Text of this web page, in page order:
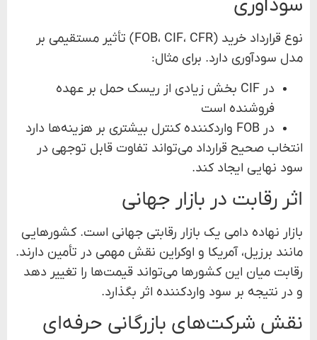
سودآوری
نوع قرارداد خرید (FOB، CIF، CFR) تأثیر مستقیمی بر
مدل سودآوری دارد. برای مثال:
در CIF بخش زیادی از ریسک حمل بر عهده
فروشنده است
در FOB واردکننده کنترل بیشتری بر هزینه‌ها دارد
انتخاب صحیح قرارداد می‌تواند تفاوت قابل توجهی در
سود نهایی ایجاد کند.
اثر رقابت در بازار جهانی
بازار نهاده دامی یک بازار رقابتی جهانی است. کشورهایی
مانند برزیل، آمریکا و اوکراین نقش مهمی در تأمین دارند.
رقابت میان این کشورها می‌تواند قیمت‌ها را تغییر دهد
و در نتیجه بر سود واردکننده اثر بگذارد.
نقش شرکت‌های بازرگانی حرفه‌ای